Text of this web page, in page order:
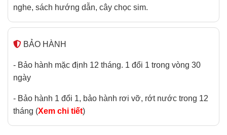
nghe, sách hướng dẫn, cây chọc sim.
BẢO HÀNH
- Bảo hành mặc định 12 tháng. 1 đổi 1 trong vòng 30
ngày
- Bảo hành 1 đổi 1, bảo hành rơi vỡ, rớt nước trong 12
tháng (Xem chi tiết)